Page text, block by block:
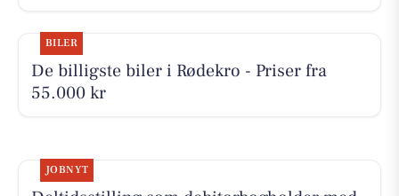
BILER
De billigste biler i Rødekro - Priser fra
55.000 kr
JOBNYT